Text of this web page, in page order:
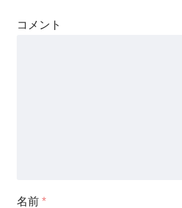
コメント
名前 *